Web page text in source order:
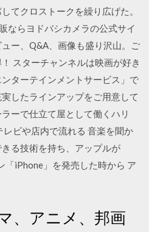
てクロストークを繰り広げた。
ならヨドバシカメラの公式サイ
ー、Q&A、画像も盛り沢山。ご
スターチャンネルは映画が好き
ターテインメントサービス」で
したラインアップをご用意して
ーで仕立て屋として働くハリ
ビや店内で流れる 音楽を聞か
る技術を持ち、アップルが
iPhone」を発売した時から ア
、アニメ、邦画